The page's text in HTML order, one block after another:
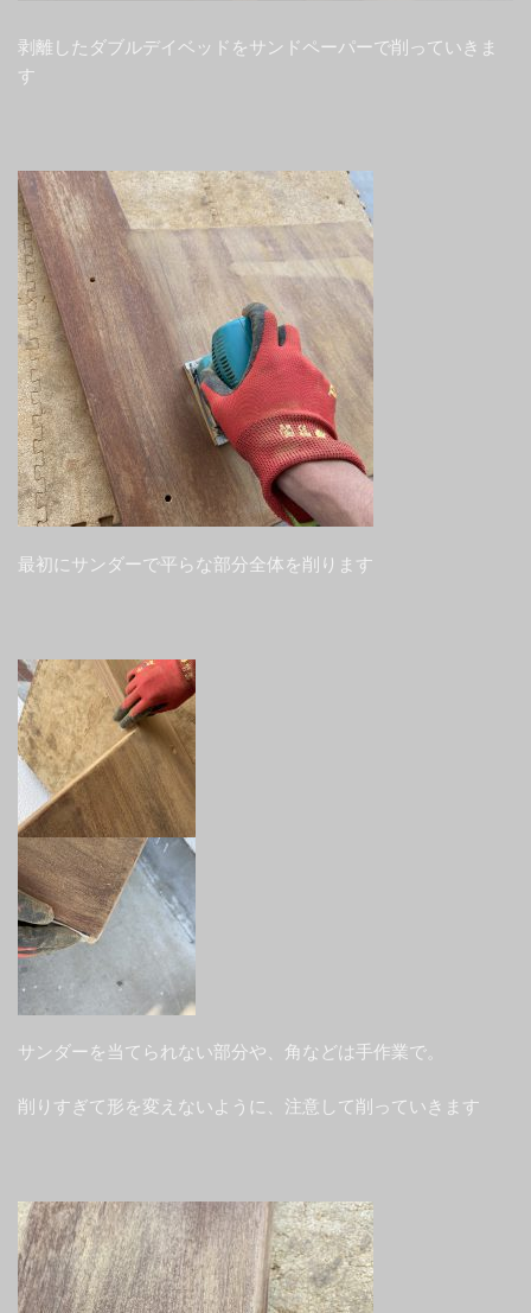
剥離したダブルデイベッドをサンドペーパーで削っていきま
す
最初にサンダーで平らな部分全体を削ります
サンダーを当てられない部分や、角などは手作業で。
削りすぎて形を変えないように、注意して削っていきます